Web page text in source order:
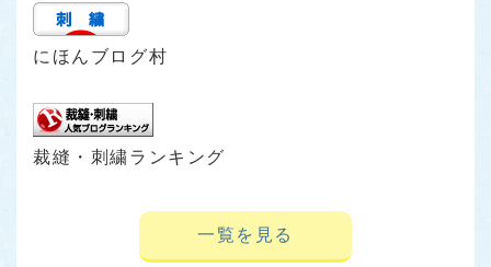
にほんブログ村
裁縫・刺繍ランキング
一覧を見る